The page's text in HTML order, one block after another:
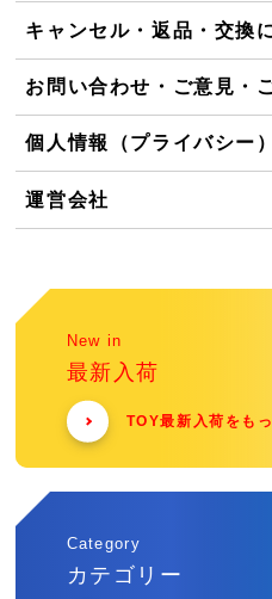
キャンセル・返品・交換
お問い合わせ・ご意見・
個人情報（プライバシー
運営会社
New in
最新入荷
TOY最新入荷をも
Category
カテゴリー